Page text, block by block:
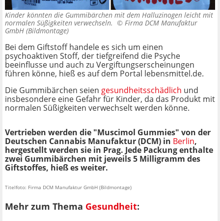
Kinder könnten die Gummibärchen mit dem Halluzinogen leicht mit
normalen Süßigkeiten verwechseln. © Firma DCM Manufaktur
GmbH (Bildmontage)
Bei dem Giftstoff handele es sich um einen
psychoaktiven Stoff, der tiefgreifend die Psyche
beeinflusse und auch zu Vergiftungserscheinungen
führen könne, hieß es auf dem Portal lebensmittel.de.
Die Gummibärchen seien gesundheitsschädlich und
insbesondere eine Gefahr für Kinder, da das Produkt mit
normalen Süßigkeiten verwechselt werden könne.
Vertrieben werden die "Muscimol Gummies" von der
Deutschen Cannabis Manufaktur (DCM) in Berlin,
hergestellt werden sie in Prag. Jede Packung enthalte
zwei Gummibärchen mit jeweils 5 Milligramm des
Giftstoffes, hieß es weiter.
Titelfoto: Firma DCM Manufaktur GmbH (Bildmontage)
Mehr zum Thema Gesundheit: